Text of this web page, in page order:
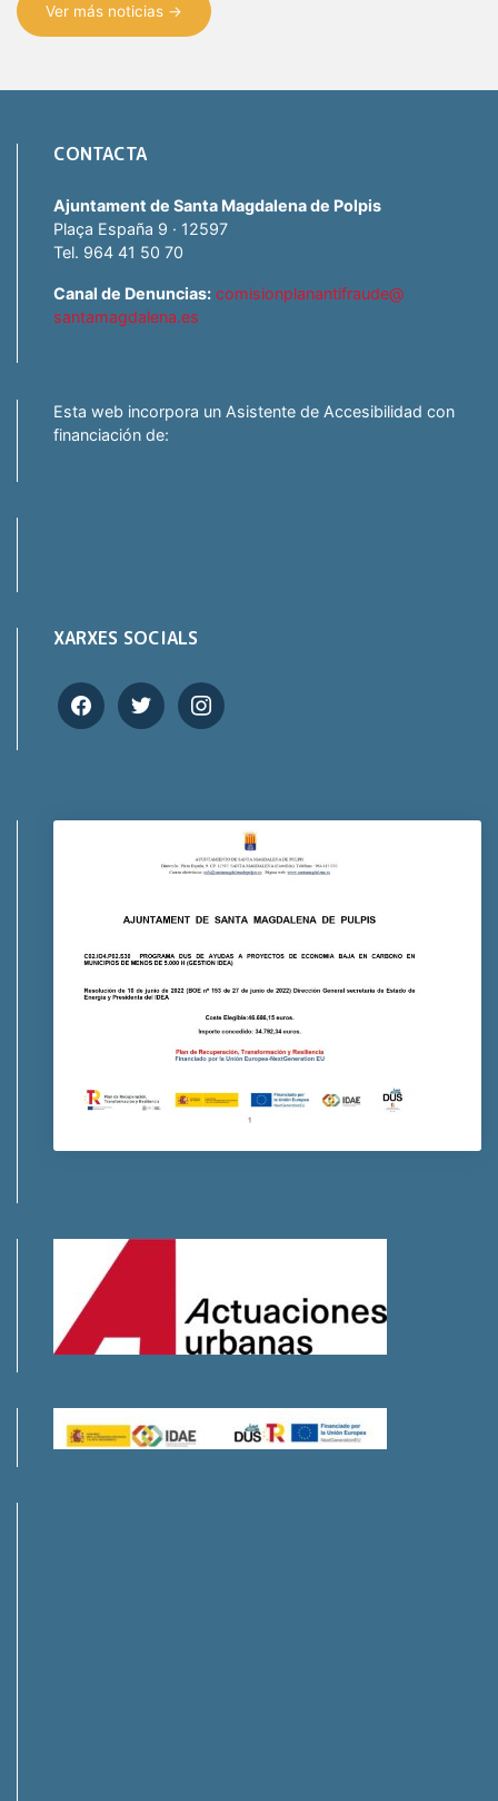
Ver más noticias →
CONTACTA
Ajuntament de Santa Magdalena de Polpis
Plaça España 9 · 12597
Tel. 964 41 50 70
Canal de Denuncias: comisionplanantifraude@
santamagdalena.es
Esta web incorpora un Asistente de Accesibilidad con
financiación de:
XARXES SOCIALS
facebooktwitter instagram